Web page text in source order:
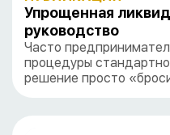
Упрощенная
руководство
Часто
процедуры
решение просто